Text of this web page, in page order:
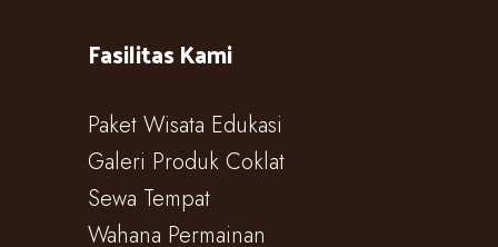
Fasilitas Kami
Paket Wisata Edukasi
Galeri Produk Coklat
Sewa Tempat
Wahana Permainan